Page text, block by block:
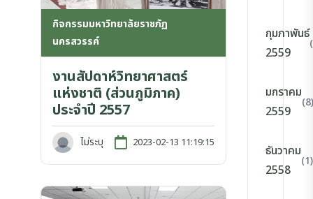
กิจกรรมมหาวิทยาลัยราชภัฏ
นครสวรรค์
งานสัปดาห์วิทยาศาสตร์
แห่งชาติ (ส่วนภูมิภาค)
ประจำปี 2557
ไม่ระบุ 2023-02-13 11:19:15
กุมภาพันธ์
2559
มกราคม
2559
(8)
ธันวาคม
2558
(1)